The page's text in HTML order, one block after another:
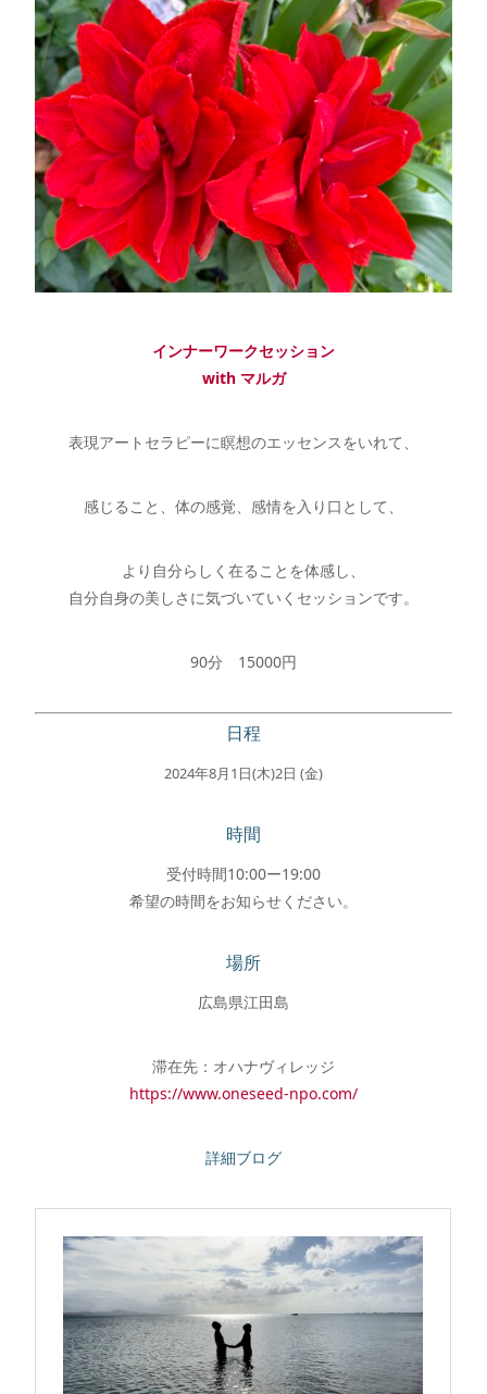
インナーワークセッション
with マルガ
表現アートセラピーに瞑想のエッセンスをいれて、
感じること、体の感覚、感情を入り口として、
より自分らしく在ることを体感し、
自分自身の美しさに気づいていくセッションです。
90分 15000円
日程
2024年8月1日(木)2日 (金)
時間
受付時間10:00ー19:00
希望の時間をお知らせください。
場所
広島県江田島
滞在先：オハナヴィレッジ
https://www.oneseed-npo.com/
詳細ブログ